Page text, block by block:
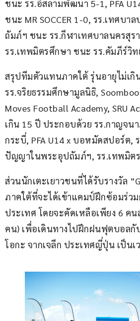
ชนะ รร.อิสลามพัฒนา 5-1, PFA
ชนะ MR SOCCER 1-0, รร.เทศบ
ถัมภ์ฯ ชนะ รร.กีฬาเทศบาลนครสุร
รร.เทพมิตรศึกษา ชนะ รร.คัมภีร์วิท
สรุปทีมตัวแทนภาคใต้ รุ่นอายุไม่เกิ
รร.จริยธรรมศึกษามูลนิธิ,
Moves Football Academy, SRU
เกิน 15 ปี ประกอบด้วย รร.กาญจน
กระบี่, PFA U14 x บอหมัดสปอร์ต,
ปัญญาในพระอุปถัมภ์ฯ, รร.เทพมิต
ส่วนนักเตะเยาวชนที่ได้รับรางวัล
ภาคใต้ที่จะได้เข้าแคมป์ฝึกซ้อมร่ว
ประเทศ โดยจะคัดเหลือเพียง 6 ค
คน) เพื่อเดินทางไปฝึกฝนฟุตบอลกั
โอกะ จากเจลีก ประเทศญี่ปุ่น เป็นเ